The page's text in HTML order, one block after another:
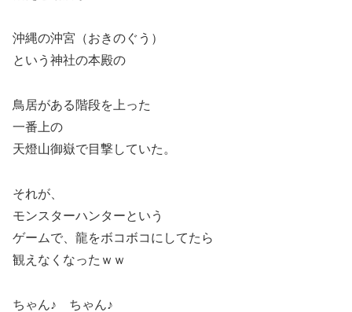
沖縄の沖宮（おきのぐう）
という神社の本殿の
鳥居がある階段を上った
一番上の
天燈山御嶽で目撃していた。
それが、
モンスターハンターという
ゲームで、龍をボコボコにしてたら
観えなくなったｗｗ
ちゃん♪ ちゃん♪